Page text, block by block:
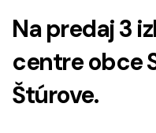
Na predaj 3
centre obce
Štúrove.